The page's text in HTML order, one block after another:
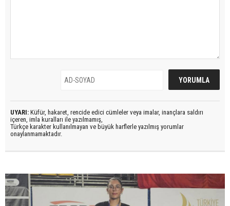
UYARI: Küfür, hakaret, rencide edici cümleler veya imalar, inançlara saldırı
içeren, imla kuralları ile yazılmamış,
Türkçe karakter kullanılmayan ve büyük harflerle yazılmış yorumlar
onaylanmamaktadır.